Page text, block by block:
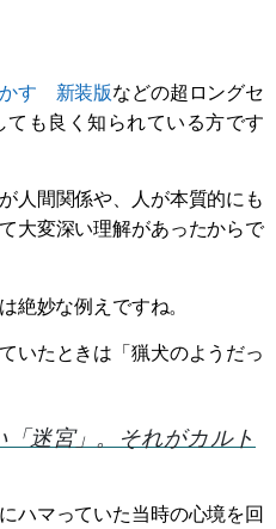
かす 新装版などの超ロングセ
も良く知られている方です
人間関係や、人が本質的にも
大変深い理解があったからで
絶妙な例えですね。
いたときは「猟犬のようだっ
迷宮」。それがカルト
ハマっていた当時の心境を回